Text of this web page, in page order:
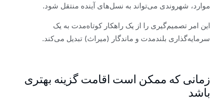
موارد، شهروندی می‌تواند به نسل‌های آینده منتقل شود.
این امر تصمیم‌گیری را از یک راهکار کوتاه‌مدت به یک
سرمایه‌گذاری بلندمدت و ماندگار (میراث) تبدیل می‌کند.
زمانی که ممکن است اقامت گزینه بهتری
باشد